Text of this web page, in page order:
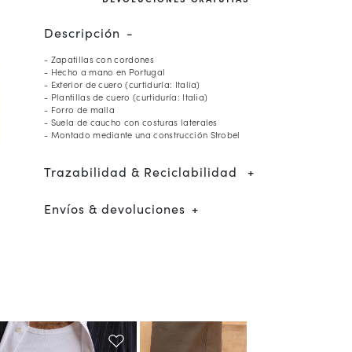
Descripción
- Zapatillas con cordones
- Hecho a mano en Portugal
- Exterior de cuero (curtiduría: Italia)
- Plantillas de cuero (curtiduría: Italia)
- Forro de malla
- Suela de caucho con costuras laterales
- Montado mediante una construcción Strobel
Trazabilidad & Reciclabilidad
Envíos & devoluciones